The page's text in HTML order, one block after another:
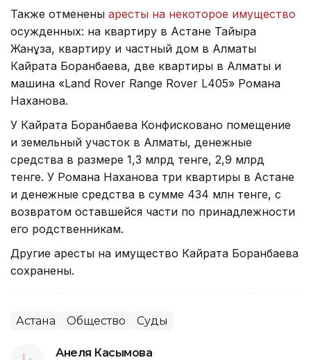
Также отменены аресты на некоторое имущество
осужденных: на квартиру в Астане Тайыра
Жанұзақ, квартиру и частный дом в Алматы
Кайрата Боранбаева, две квартиры в Алматы и
машина «Land Rover Range Rover L405» Романа
Наханова.
У Кайрата Боранбаева Конфисковано помещение
и земельный участок в Алматы, денежные
средства в размере 1,3 млрд тенге, 2,9 млрд
тенге. У Романа Наханова три квартиры в Астане
и денежные средства в сумме 434 млн тенге, с
возвратом оставшейся части по принадлежности
его родственникам.
Другие аресты на имущество Кайрата Боранбаева
сохранены.
Астана Общество Суды
Анеля Касымова